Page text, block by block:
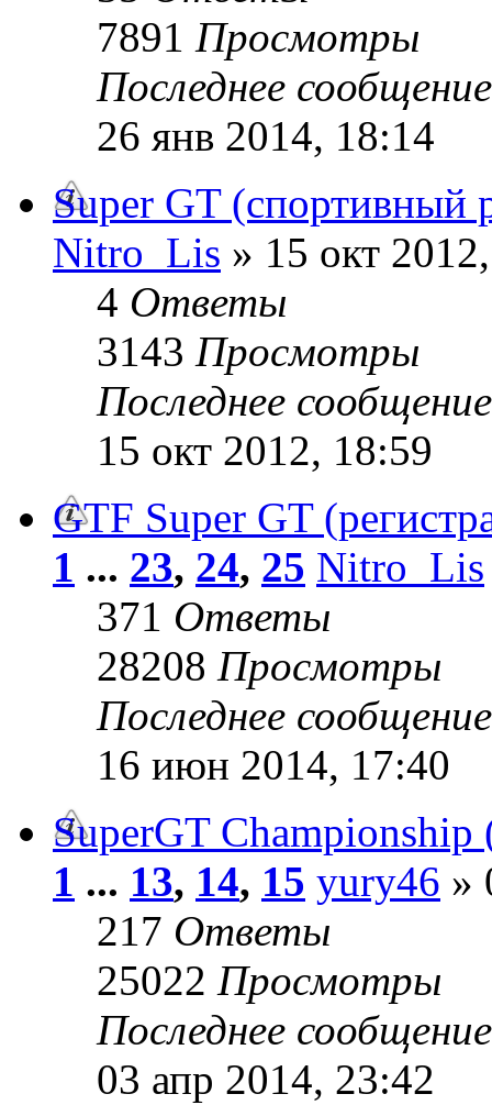
7891 Просмотры
Последнее
26 янв 2014, 18:14
Super GT (спортивный
Nitro_Lis » 15 окт
4 Ответы
3143 Просмотры
Последнее
15 окт 2012, 18:59
GTF Super GT
1 ... 23, 24, 25 Nitro_Lis
371 Ответы
28208 Просмотры
Последнее
16 июн 2014, 17:40
SuperGT Championship
1 ... 13, 14, 15 yury46 »
217 Ответы
25022 Просмотры
Последнее
03 апр 2014, 23:42